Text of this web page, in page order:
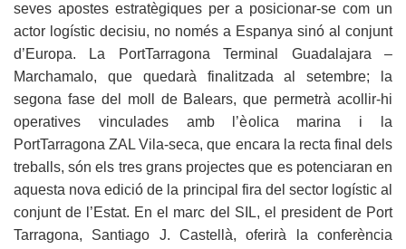
seves apostes estratègiques per a posicionar-se com un
actor logístic decisiu, no només a Espanya sinó al conjunt
d’Europa. La PortTarragona Terminal Guadalajara –
Marchamalo, que quedarà finalitzada al setembre; la
segona fase del moll de Balears, que permetrà acollir-hi
operatives vinculades amb l’èolica marina i la
PortTarragona ZAL Vila-seca, que encara la recta final dels
treballs, són els tres grans projectes que es potenciaran en
aquesta nova edició de la principal fira del sector logístic al
conjunt de l’Estat. En el marc del SIL, el president de Port
Tarragona, Santiago J. Castellà, oferirà la conferència